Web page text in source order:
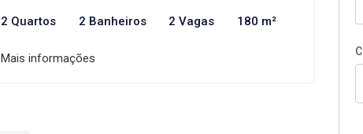
2 Quartos 2 Banheiros 2 Vagas 180 m²
Mais informações